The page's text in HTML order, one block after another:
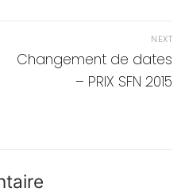
NEXT
Next
Changement de dates
– PRIX SFN 2015